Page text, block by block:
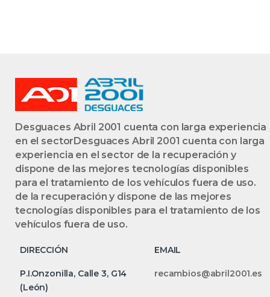
Desguaces Abril 2001 cuenta con larga experiencia
en el sectorDesguaces Abril 2001 cuenta con larga
experiencia en el sector de la recuperación y
dispone de las mejores tecnologías disponibles
para el tratamiento de los vehículos fuera de uso.
de la recuperación y dispone de las mejores
tecnologías disponibles para el tratamiento de los
vehículos fuera de uso.
DIRECCIÓN EMAIL
P.I.Onzonilla, Calle 3, G14
(León)
recambios@abril2001.es